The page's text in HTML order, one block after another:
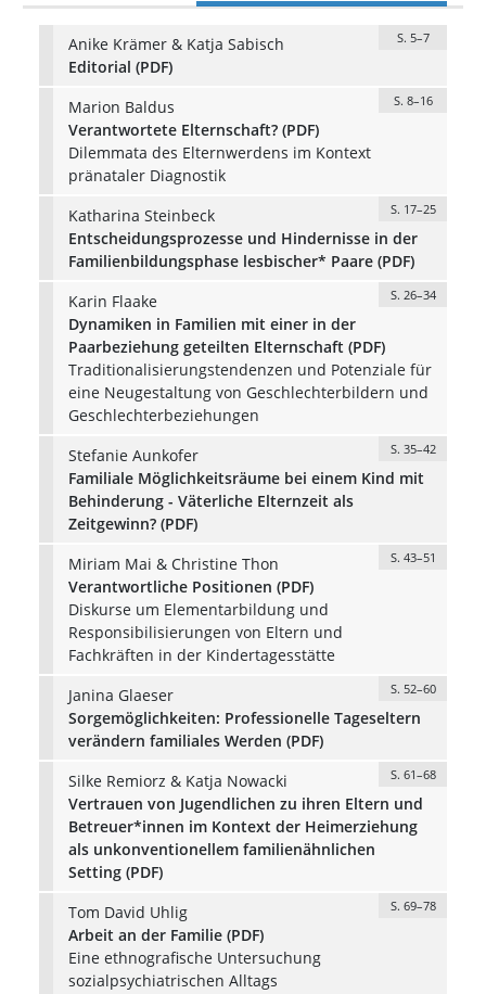
Anike Krämer & Katja Sabisch S. 5–7
Editorial (PDF)
Marion Baldus
S. 8–16
Verantwortete Elternschaft? (PDF)
Dilemmata des Elternwerdens im Kontext
pränataler Diagnostik
Katharina Steinbeck
S. 17–25
Entscheidungsprozesse und Hindernisse in der
Familienbildungsphase lesbischer* Paare (PDF)
Karin Flaake
S. 26–34
Dynamiken in Familien mit einer in der
Paarbeziehung geteilten Elternschaft (PDF)
Traditionalisierungstendenzen und Potenziale für
eine Neugestaltung von Geschlechterbildern und
Geschlechterbeziehungen
Stefanie Aunkofer
S. 35–42
Familiale Möglichkeitsräume bei einem Kind mit
Behinderung - Väterliche Elternzeit als
Zeitgewinn? (PDF)
Miriam Mai & Christine Thon
S. 43–51
Verantwortliche Positionen (PDF)
Diskurse um Elementarbildung und
Responsibilisierungen von Eltern und
Fachkräften in der Kindertagesstätte
Janina Glaeser
S. 52–60
Sorgemöglichkeiten: Professionelle Tageseltern
verändern familiales Werden (PDF)
Silke Remiorz & Katja Nowacki
S. 61–68
Vertrauen von Jugendlichen zu ihren Eltern und
Betreuer*innen im Kontext der Heimerziehung
als unkonventionellem familienähnlichen
Setting (PDF)
Tom David Uhlig
S. 69–78
Arbeit an der Familie (PDF)
Eine ethnografische Untersuchung
sozialpsychiatrischen Alltags